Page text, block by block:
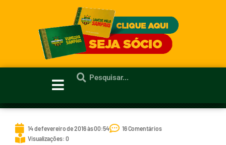
14 de fevereiro de 2016 às 00:54
16 Comentários
Visualizações: 0